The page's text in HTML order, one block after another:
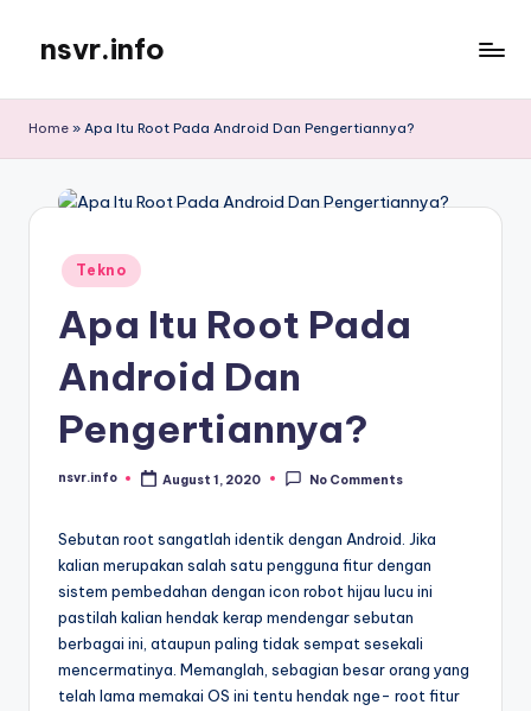
content
nsvr.info
Tersaji
Baik
Home » Apa Itu Root Pada Android Dan Pengertiannya?
Posted
in
Tekno
Apa Itu Root Pada
Android Dan
Pengertiannya?
Posted
nsvr.info August 1, 2020 No Comments
Sebutan root sangatlah identik dengan Android. Jika
kalian merupakan salah satu pengguna fitur dengan
sistem pembedahan dengan icon robot hijau lucu ini
pastilah kalian hendak kerap mendengar sebutan
berbagai ini, ataupun paling tidak sempat sesekali
mencermatinya. Memanglah, sebagian besar orang yang
telah lama memakai OS ini tentu hendak nge- root fitur